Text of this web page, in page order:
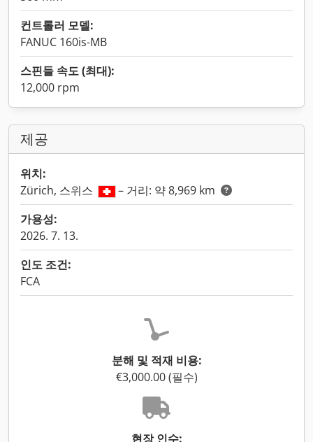
컨트롤러 모델:
FANUC 160is-MB
스핀들 속도 (최대):
12,000 rpm
제공
위치:
Zürich, 스위스
– 거리: 약 8,969 km
가용성:
2026. 7. 13.
인도 조건:
FCA
분해 및 적재 비용:
€3,000.00 (필수)
현장 인수: